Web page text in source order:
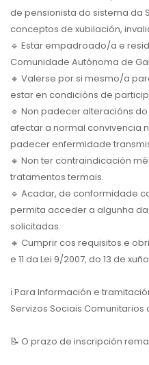
de pensionista do sistema da
conceptos de xubilación,
🔹 Estar empadroado/a e
Comunidade Autónoma de
🔸 Valerse por si mesmo/a
estar en condicións de
🔹 Non padecer alteracións
afectar a normal convivencia
padecer enfermidade
🔸 Non ter contraindicación
tratamentos termais.
🔹 Acadar, de conformidade
permita acceder a algunha
solicitadas.
🔸 Cumprir cos requisitos e
e 11 da Lei 9/2007, do 13 de
ℹ️Para Información e
Servizos Sociais
📝 O prazo de inscripción